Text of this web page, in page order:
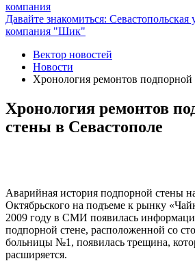
Давайте знакомиться:
компания "Шик"
Вектор новостей
Новости
Хронология ремонтов подпорной
Хронология ремонтов
стены в Севастополе
Аварийная история подпорной стены
Октябрьского на подъеме к рынку
2009 году в СМИ появилась
подпорной стене, расположенной со
больницы №1, появилась трещина,
расширяется.